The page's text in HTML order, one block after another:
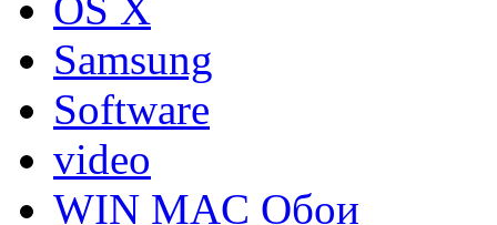
Samsung
Software
video
WIN MAC Обои